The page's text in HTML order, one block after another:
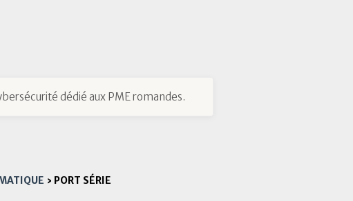
dédié aux PME romandes.
› PORT SÉRIE